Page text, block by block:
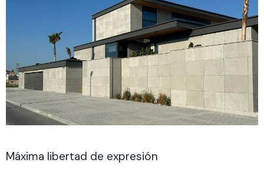
Máxima libertad de expresión